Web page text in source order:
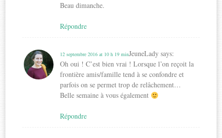
Beau dimanche.
Répondre
JeuneLady says:
12 septembre 2016 at 10 h 19 min
Oh oui ! C’est bien vrai ! Lorsque l’on reçoit la
frontière amis/famille tend à se confondre et
parfois on se permet trop de relâchement…
Belle semaine à vous également
Répondre